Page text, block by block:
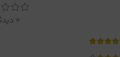
0 دیدگاه